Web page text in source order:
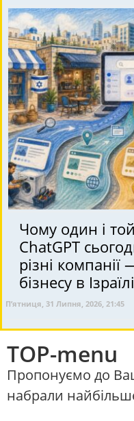
Чому один і
ChatGPT
різні
бізнесу в Ізраїлі
П’ятниця, 31 Липня, 2026, 21:45
TOP-menu
Пропонуємо до
набрали